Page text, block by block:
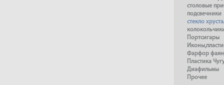
столовые
подсвечники
стекло
Портсигары
Фарфор
Пластика
Диафильмы
Прочее